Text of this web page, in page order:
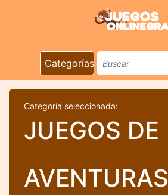
Categorías
Categoría seleccionada:
JUEGOS DE
AVENTURAS